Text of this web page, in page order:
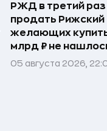
РЖД в третий
продать Рижский
желающих
млрд ₽ не
05 августа 2026,